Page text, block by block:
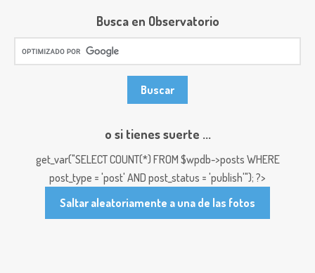
Busca en Observatorio
o si tienes suerte ...
get_var("SELECT COUNT(*) FROM $wpdb->posts WHERE
post_type = 'post' AND post_status = 'publish'"); ?>
Saltar aleatoriamente a una de las fotos